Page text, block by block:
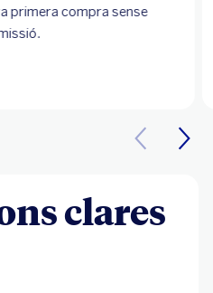
primera compra sense
clares